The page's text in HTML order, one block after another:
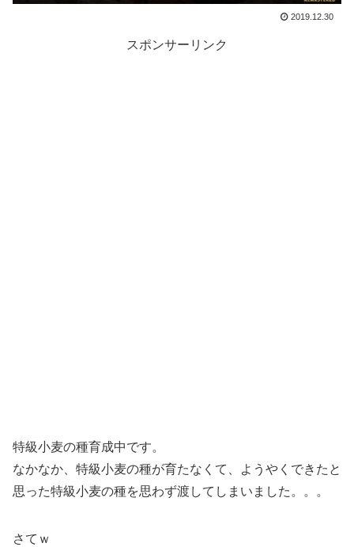
2019.12.30
スポンサーリンク
特級小麦の種育成中です。
なかなか、特級小麦の種が育たなくて、ようやくできたと
思った特級小麦の種を思わず渡してしまいました。。。
さてｗ